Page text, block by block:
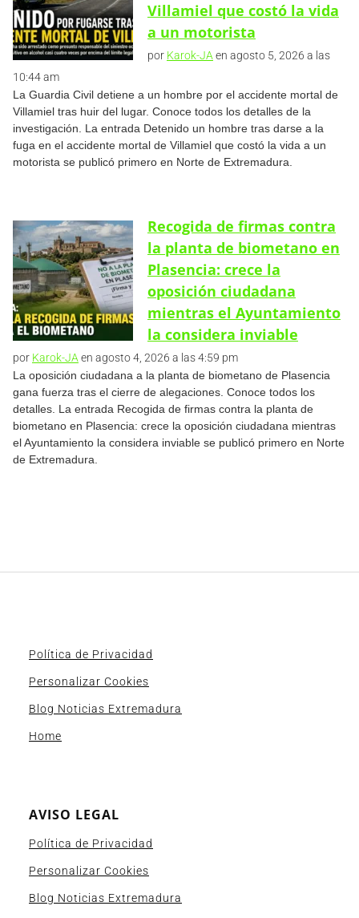
Villamiel que costó la vida
a un motorista
por Karok-JAen agosto 5, 2026 a las
10:44 am
La Guardia Civil detiene a un hombre por el accidente mortal de
Villamiel tras huir del lugar. Conoce todos los detalles de la
investigación. La entrada Detenido un hombre tras darse a la
fuga en el accidente mortal de Villamiel que costó la vida a un
motorista se publicó primero en Norte de Extremadura.
Recogida de firmas contra
la planta de biometano en
Plasencia: crece la
oposición ciudadana
mientras el Ayuntamiento
la considera inviable
por Karok-JAen agosto 4, 2026 a las 4:59 pm
La oposición ciudadana a la planta de biometano de Plasencia
gana fuerza tras el cierre de alegaciones. Conoce todos los
detalles. La entrada Recogida de firmas contra la planta de
biometano en Plasencia: crece la oposición ciudadana mientras
el Ayuntamiento la considera inviable se publicó primero en Norte
de Extremadura.
Política de Privacidad
Personalizar Cookies
Blog Noticias Extremadura
Home
AVISO LEGAL
Política de Privacidad
Personalizar Cookies
Blog Noticias Extremadura